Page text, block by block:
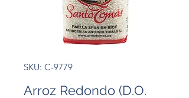
SKU: C-9779
Arroz Redondo (D.O.